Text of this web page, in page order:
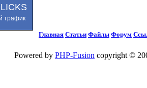
трафик
Главная Статьи Файлы Форум
Powered by PHP-Fusion copyright ©